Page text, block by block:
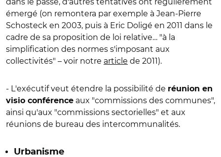
émergé (on remontera par exemple à Jean-Pierre
Schosteck en 2003, puis à Eric Doligé en 2011 dans le
cadre de sa proposition de loi relative… "à la
simplification des normes s'imposant aux
collectivités" – voir notre article de 2011).
- L'exécutif veut étendre la possibilité de réunion en
visio conférence aux "commissions des communes",
ainsi qu'aux "commissions sectorielles" et aux
réunions de bureau des intercommunalités.
Urbanisme